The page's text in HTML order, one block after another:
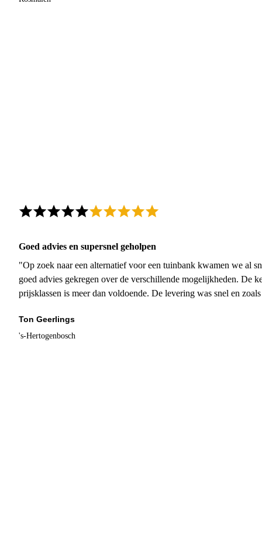
Goed advies en supersnel geholpen
"Op zoek naar een alternatief voor een tuinbank kwamen we al
goed advies gekregen over de verschillende mogelijkheden. De
prijsklassen is meer dan voldoende. De levering was snel en
Ton Geerlings
's-Hertogenbosch